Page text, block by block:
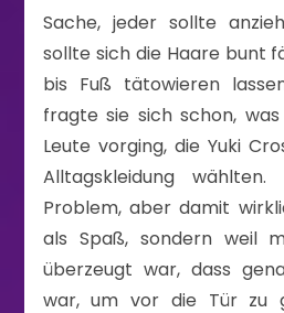
Sache, jeder sollte
sollte sich die Haare bunt
bis Fuß tätowieren
fragte sie sich schon,
Leute vorging, die Yuki
Alltagskleidung
Problem, aber damit
als Spaß, sondern weil
überzeugt war, dass
war, um vor die Tür zu